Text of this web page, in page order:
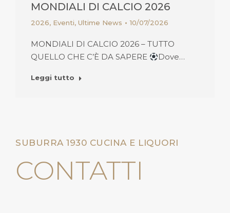
MONDIALI DI CALCIO 2026
2026, Eventi, Ultime News 10/07/2026
MONDIALI DI CALCIO 2026 – TUTTO
QUELLO CHE C’È DA SAPERE
Dove…
Leggi tutto
SUBURRA 1930 CUCINA E LIQUORI
CONTATTI